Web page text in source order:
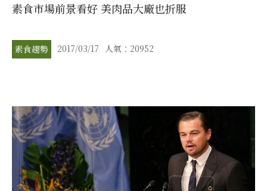
素食市場前景看好 美肉品大廠也折服
素食趨勢 2017/03/17 人氣：20952